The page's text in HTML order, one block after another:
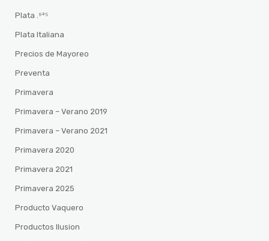
Plata .⁹²⁵
Plata Italiana
Precios de Mayoreo
Preventa
Primavera
Primavera – Verano 2019
Primavera – Verano 2021
Primavera 2020
Primavera 2021
Primavera 2025
Producto Vaquero
Productos Ilusion